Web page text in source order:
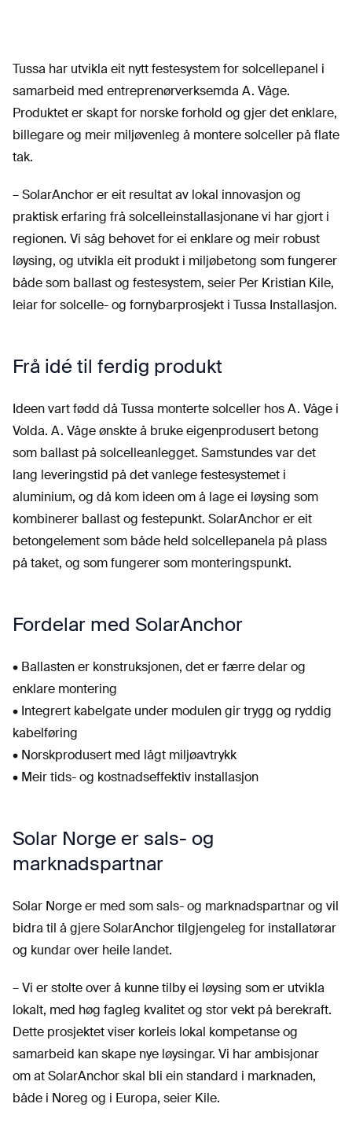
Tussa har utvikla eit nytt festesystem for solcellepanel i
samarbeid med entreprenørverksemda A. Våge.
Produktet er skapt for norske forhold og gjer det enklare,
billegare og meir miljøvenleg å montere solceller på flate
tak.
– SolarAnchor er eit resultat av lokal innovasjon og
praktisk erfaring frå solcelleinstallasjonane vi har gjort i
regionen. Vi såg behovet for ei enklare og meir robust
løysing, og utvikla eit produkt i miljøbetong som fungerer
både som ballast og festesystem, seier Per Kristian Kile,
leiar for solcelle- og fornybarprosjekt i Tussa Installasjon.
Frå idé til ferdig produkt
Ideen vart fødd då Tussa monterte solceller hos A. Våge i
Volda. A. Våge ønskte å bruke eigenprodusert betong
som ballast på solcelleanlegget. Samstundes var det
lang leveringstid på det vanlege festesystemet i
aluminium, og då kom ideen om å lage ei løysing som
kombinerer ballast og festepunkt. SolarAnchor er eit
betongelement som både held solcellepanela på plass
på taket, og som fungerer som monteringspunkt.
Fordelar med SolarAnchor
• Ballasten er konstruksjonen, det er færre delar og
enklare montering
• Integrert kabelgate under modulen gir trygg og ryddig
kabelføring
• Norskprodusert med lågt miljøavtrykk
• Meir tids- og kostnadseffektiv installasjon
Solar Norge er sals- og
marknadspartnar
Solar Norge er med som sals- og marknadspartnar og vil
bidra til å gjere SolarAnchor tilgjengeleg for installatørar
og kundar over heile landet.
– Vi er stolte over å kunne tilby ei løysing som er utvikla
lokalt, med høg fagleg kvalitet og stor vekt på berekraft.
Dette prosjektet viser korleis lokal kompetanse og
samarbeid kan skape nye løysingar. Vi har ambisjonar
om at SolarAnchor skal bli ein standard i marknaden,
både i Noreg og i Europa, seier Kile.